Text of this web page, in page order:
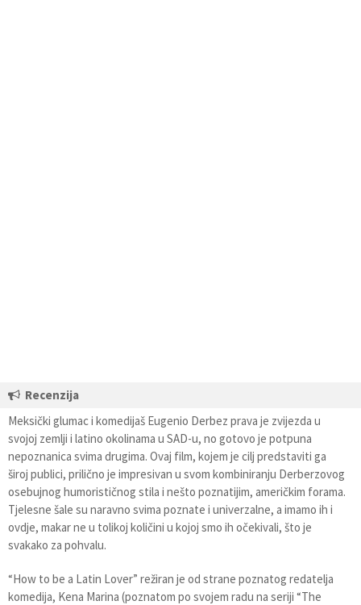
Recenzija
Meksički glumac i komedijaš Eugenio Derbez prava je zvijezda u
svojoj zemlji i latino okolinama u SAD-u, no gotovo je potpuna
nepoznanica svima drugima. Ovaj film, kojem je cilj predstaviti ga
široj publici, prilično je impresivan u svom kombiniranju Derberzovog
osebujnog humorističnog stila i nešto poznatijim, američkim forama.
Tjelesne šale su naravno svima poznate i univerzalne, a imamo ih i
ovdje, makar ne u tolikoj količini u kojoj smo ih očekivali, što je
svakako za pohvalu.
“How to be a Latin Lover” režiran je od strane poznatog redatelja
komedija, Kena Marina (poznatom po svojem radu na seriji “The